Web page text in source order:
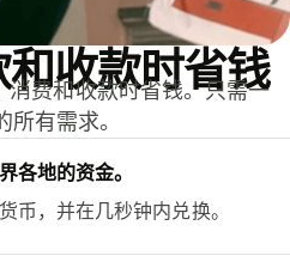
收款时省钱
费和收款时省钱。只需一
有需求。
各地的资金。
币，并在几秒钟内兑换。